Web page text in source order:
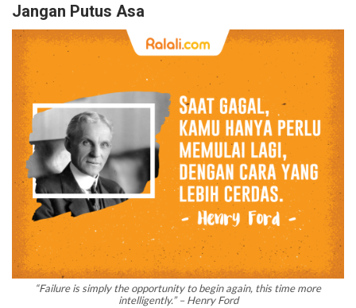
Jangan Putus Asa
“Failure is simply the opportunity to begin again, this time more
intelligently.” – Henry Ford